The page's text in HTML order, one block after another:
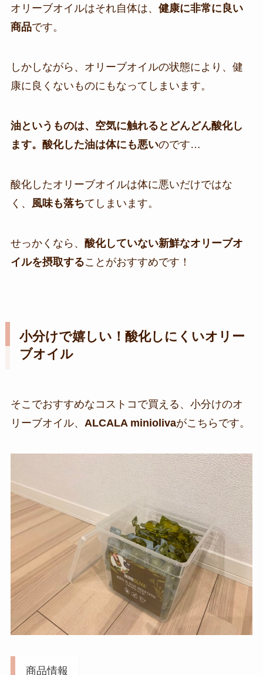
オリーブオイルはそれ自体は、 健康に非常に良い
商品です。
しかしながら、オリーブオイルの状態により、健
康に良くないものにもなってしまいます。
油というものは、空気に触れるとどんどん酸化し
ます。酸化した油は体にも悪いのです…
酸化したオリーブオイルは体に悪いだけではな
く、
風味も落ちてしまいます。
せっかくなら、 酸化していない新鮮なオリーブオ
イルを摂取することがおすすめです！
小分けで嬉しい！酸化しにくいオリー
ブオイル
そこでおすすめなコストコで買える、小分けのオ
リーブオイル、 ALCALA miniolivaがこちらです。
商品情報